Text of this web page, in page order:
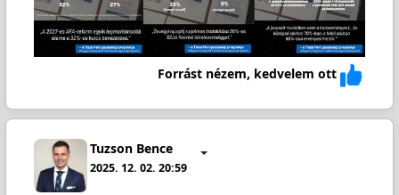
Forrást nézem, kedvelem ott
Tuzson Bence
2025. 12. 02. 20:59